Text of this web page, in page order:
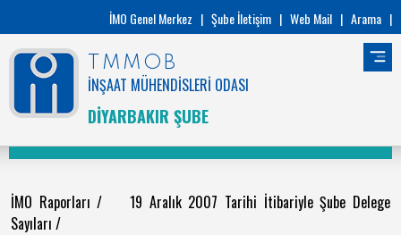
İMO Genel Merkez | Şube İletişim | Web Mail | Arama |
TMMOB
İNŞAAT MÜHENDİSLERİ ODASI
DİYARBAKIR ŞUBE
İMO Raporları /19 Aralık 2007 Tarihi İtibariyle Şube Delege
Sayıları /